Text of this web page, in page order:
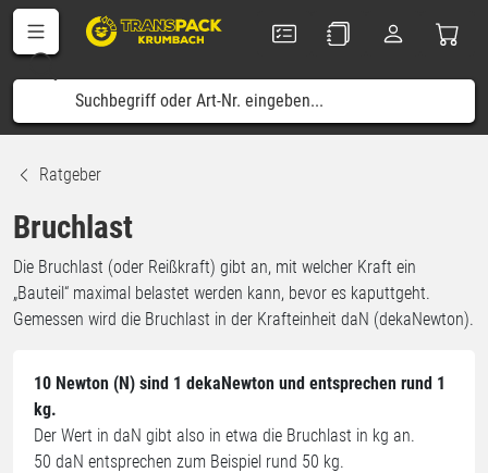
Ratgeber
Bruchlast
Die Bruchlast (oder Reißkraft) gibt an, mit welcher Kraft ein
„Bauteil“ maximal belastet werden kann, bevor es kaputtgeht.
Gemessen wird die Bruchlast in der Krafteinheit daN (dekaNewton).
10 Newton (N) sind 1 dekaNewton und entsprechen rund 1
kg.
Der Wert in daN gibt also in etwa die Bruchlast in kg an.
50 daN entsprechen zum Beispiel rund 50 kg.